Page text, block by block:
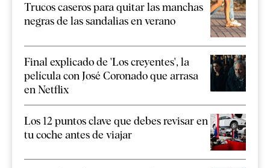
Trucos caseros para quitar las manchas
negras de las sandalias en verano
Final explicado de 'Los creyentes', la
película con José Coronado que arrasa
en Netflix
Los 12 puntos clave que debes revisar en
tu coche antes de viajar